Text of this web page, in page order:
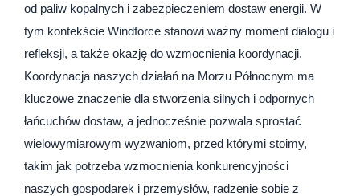
od paliw kopalnych i zabezpieczeniem dostaw energii. W
tym kontekście Windforce stanowi ważny moment dialogu i
refleksji, a także okazję do wzmocnienia koordynacji.
Koordynacja naszych działań na Morzu Północnym ma
kluczowe znaczenie dla stworzenia silnych i odpornych
łańcuchów dostaw, a jednocześnie pozwala sprostać
wielowymiarowym wyzwaniom, przed którymi stoimy,
takim jak potrzeba wzmocnienia konkurencyjności
naszych gospodarek i przemysłów, radzenie sobie z